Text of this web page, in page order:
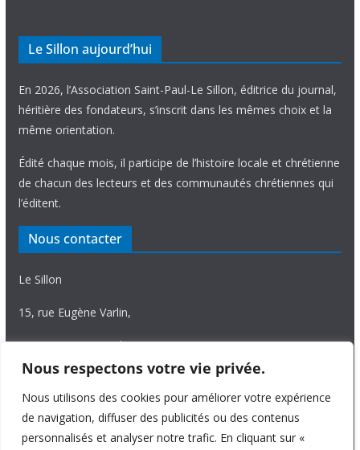
Nous respectons votre vie privée.
Nous utilisons des cookies pour améliorer votre expérience
de navigation, diffuser des publicités ou des contenus
personnalisés et analyser notre trafic. En cliquant sur «
Le Sillon aujourd’hui
En 2026, l’Association Saint-Paul-Le Sillon, éditrice du journal,
héritière des fondateurs, s’inscrit dans les mêmes choix et la
même orientation.
Édité chaque mois, il participe de l’histoire locale et chrétienne
de chacun des lecteurs et des communautés chrétiennes qui
l’éditent.
Nous contacter
Le Sillon
15, rue Eugène Varlin,
87036 Limoges Cedex.
Tél. 05 55 06 14 15
Nous écrire